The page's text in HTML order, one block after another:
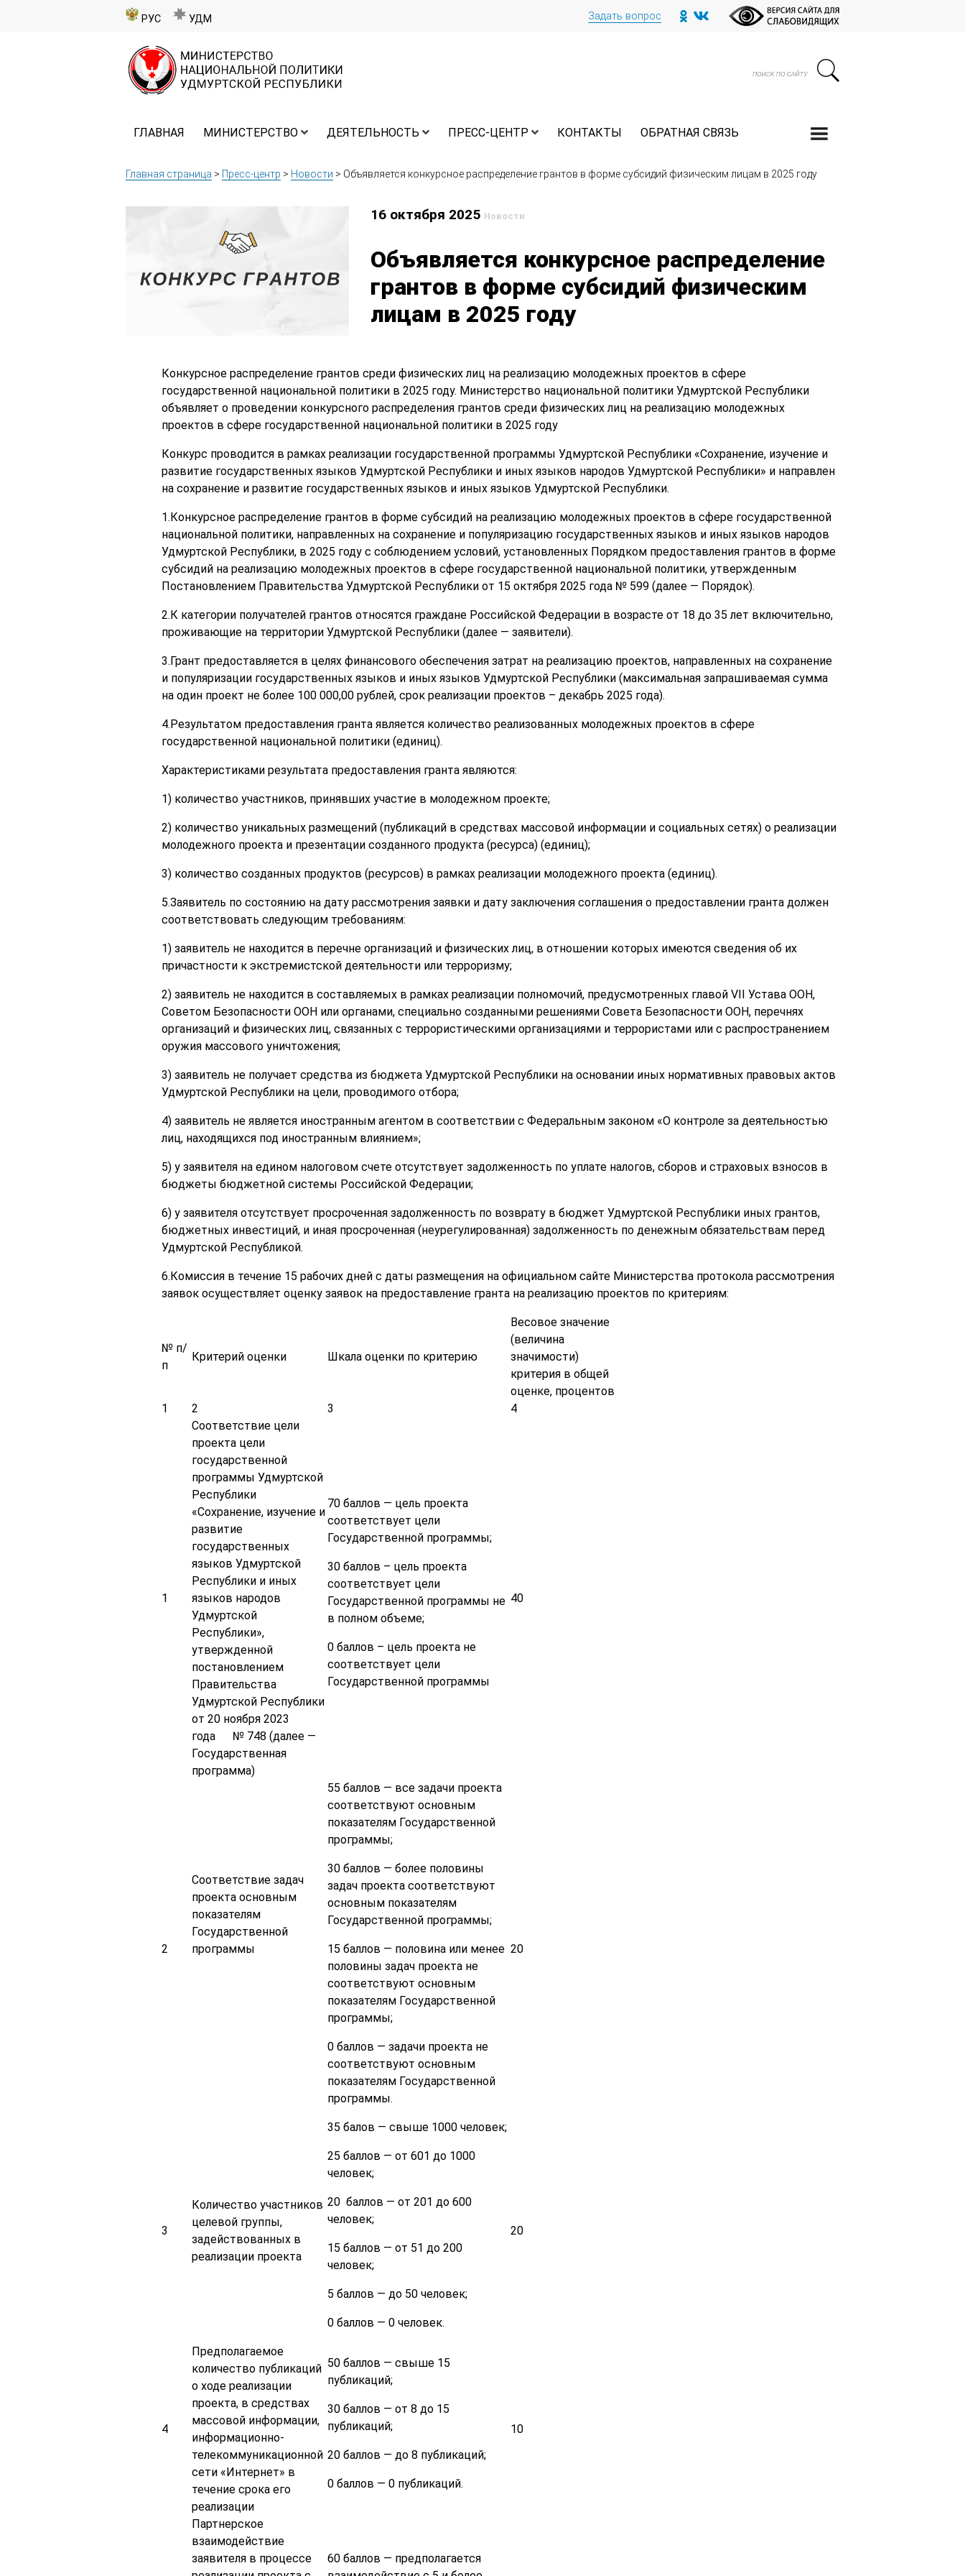
РУС УДМ Задать вопрос
ГЛАВНАЯ МИНИСТЕРСТВО ДЕЯТЕЛЬНОСТЬ ПРЕСС-ЦЕНТР КОНТАКТЫ ОБРАТНАЯ СВЯЗЬ
Главная страница > Пресс-центр > Новости > Объявляется конкурсное распределение грантов в форме субсидий физическим лицам в 2025 году
16 октября 2025 Новости
Объявляется конкурсное распределение
грантов в форме субсидий физическим
лицам в 2025 году
Конкурсное распределение грантов среди физических лиц на реализацию молодежных проектов в сфере
государственной национальной политики в 2025 году. Министерство национальной политики Удмуртской Республики
объявляет о проведении конкурсного распределения грантов среди физических лиц на реализацию молодежных
проектов в сфере государственной национальной политики в 2025 году
Конкурс проводится в рамках реализации государственной программы Удмуртской Республики «Сохранение, изучение и
развитие государственных языков Удмуртской Республики и иных языков народов Удмуртской Республики» и направлен
на сохранение и развитие государственных языков и иных языков Удмуртской Республики.
1.Конкурсное распределение грантов в форме субсидий на реализацию молодежных проектов в сфере государственной
национальной политики, направленных на сохранение и популяризацию государственных языков и иных языков народов
Удмуртской Республики, в 2025 году с соблюдением условий, установленных Порядком предоставления грантов в форме
субсидий на реализацию молодежных проектов в сфере государственной национальной политики, утвержденным
Постановлением Правительства Удмуртской Республики от 15 октября 2025 года № 599 (далее — Порядок).
2.К категории получателей грантов относятся граждане Российской Федерации в возрасте от 18 до 35 лет включительно,
проживающие на территории Удмуртской Республики (далее — заявители).
3.Грант предоставляется в целях финансового обеспечения затрат на реализацию проектов, направленных на сохранение
и популяризации государственных языков и иных языков Удмуртской Республики (максимальная запрашиваемая сумма
на один проект не более 100 000,00 рублей, срок реализации проектов – декабрь 2025 года).
4.Результатом предоставления гранта является количество реализованных молодежных проектов в сфере
государственной национальной политики (единиц).
Характеристиками результата предоставления гранта являются:
1) количество участников, принявших участие в молодежном проекте;
2) количество уникальных размещений (публикаций в средствах массовой информации и социальных сетях) о реализации
молодежного проекта и презентации созданного продукта (ресурса) (единиц);
3) количество созданных продуктов (ресурсов) в рамках реализации молодежного проекта (единиц).
5.Заявитель по состоянию на дату рассмотрения заявки и дату заключения соглашения о предоставлении гранта должен
соответствовать следующим требованиям:
1) заявитель не находится в перечне организаций и физических лиц, в отношении которых имеются сведения об их
причастности к экстремистской деятельности или терроризму;
2) заявитель не находится в составляемых в рамках реализации полномочий, предусмотренных главой VII Устава ООН,
Советом Безопасности ООН или органами, специально созданными решениями Совета Безопасности ООН, перечнях
организаций и физических лиц, связанных с террористическими организациями и террористами или с распространением
оружия массового уничтожения;
3) заявитель не получает средства из бюджета Удмуртской Республики на основании иных нормативных правовых актов
Удмуртской Республики на цели, проводимого отбора;
4) заявитель не является иностранным агентом в соответствии с Федеральным законом «О контроле за деятельностью
лиц, находящихся под иностранным влиянием»;
5) у заявителя на едином налоговом счете отсутствует задолженность по уплате налогов, сборов и страховых взносов в
бюджеты бюджетной системы Российской Федерации;
6) у заявителя отсутствует просроченная задолженность по возврату в бюджет Удмуртской Республики иных грантов,
бюджетных инвестиций, и иная просроченная (неурегулированная) задолженность по денежным обязательствам перед
Удмуртской Республикой.
6.Комиссия в течение 15 рабочих дней с даты размещения на официальном сайте Министерства протокола рассмотрения
заявок осуществляет оценку заявок на предоставление гранта на реализацию проектов по критериям:
№ п/
п
Критерий оценки Шкала оценки по критерию
Весовое значение
(величина
значимости)
критерия в общей
оценке, процентов
1
2 3 4
1
Соответствие цели
проекта цели
государственной
программы Удмуртской
Республики
«Сохранение, изучение и
развитие
государственных
языков Удмуртской
Республики и иных
языков народов
Удмуртской
Республики»,
утвержденной
постановлением
Правительства
Удмуртской Республики
от 20 ноября 2023
года № 748 (далее —
Государственная
программа)
70 баллов — цель проекта
соответствует цели
Государственной программы;
30 баллов – цель проекта
соответствует цели
Государственной программы не
в полном объеме;
0 баллов – цель проекта не
соответствует цели
Государственной программы
40
2
Соответствие задач
проекта основным
показателям
Государственной
программы
55 баллов — все задачи проекта
соответствуют основным
показателям Государственной
программы;
30 баллов — более половины
задач проекта соответствуют
основным показателям
Государственной программы;
15 баллов — половина или менее
половины задач проекта не
соответствуют основным
показателям Государственной
программы;
0 баллов — задачи проекта не
соответствуют основным
показателям Государственной
программы.
20
3
Количество участников
целевой группы,
задействованных в
реализации проекта
35 балов — свыше 1000 человек;
25 баллов — от 601 до 1000
человек;
20 баллов — от 201 до 600
человек;
15 баллов — от 51 до 200
человек;
5 баллов — до 50 человек;
0 баллов — 0 человек.
20
4
Предполагаемое
количество публикаций
о ходе реализации
проекта, в средствах
массовой информации,
информационно-
телекоммуникационной
сети «Интернет» в
течение срока его
реализации
50 баллов — свыше 15
публикаций;
30 баллов — от 8 до 15
публикаций;
20 баллов — до 8 публикаций;
0 баллов — 0 публикаций.
10
Партнерское
взаимодействие
заявителя в процессе
60 баллов — предполагается